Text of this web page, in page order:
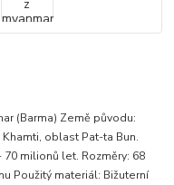
(Barma) Země původu:
oblast Pat-ta Bun.
milionů let. Rozměry: 68
Použitý materiál: Bižuterní